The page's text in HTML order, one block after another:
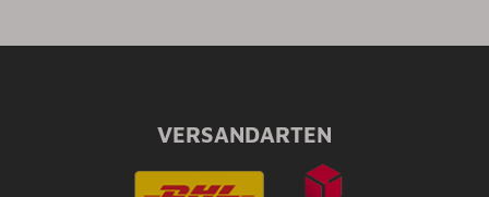
VERSANDARTEN